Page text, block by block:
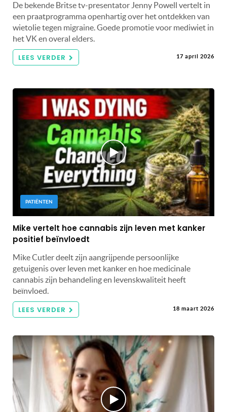
De bekende Britse tv-presentator Jenny Powell vertelt in
een praatprogramma openhartig over het ontdekken van
wietolie tegen migraine. Goede promotie voor mediwiet in
het VK en overal elders.
LEES VERDER 17 april 2026
PATIËNTEN
Mike vertelt hoe cannabis zijn leven met kanker
positief beïnvloedt
Mike Cutler deelt zijn aangrijpende persoonlijke
getuigenis over leven met kanker en hoe medicinale
cannabis zijn behandeling en levenskwaliteit heeft
beïnvloed.
LEES VERDER 18 maart 2026